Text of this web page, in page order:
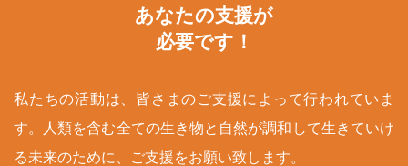
あなたの支援が
必要です！
私たちの活動は、皆さまのご支援によって行われていま
す。人類を含む全ての生き物と自然が調和して生きていけ
る未来のために、ご支援をお願い致します。